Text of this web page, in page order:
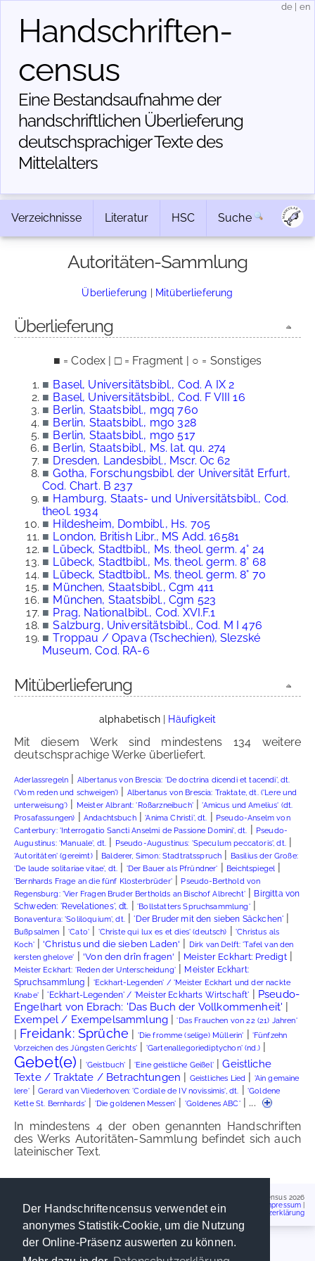
Der Handschriftencensus verwendet ein
anonymes Statistik-Cookie, um die Nutzung
der Online-Präsenz auswerten zu können.
Handschriften­
census
Eine Bestandsaufnahme der
handschriftlichen Über­lieferung
deutschsprachiger Texte des
Mittelalters
de en
Verzeichnisse Literatur HSC Suche
Autoritäten-Sammlung
Überlieferung | Mitüberlieferung
Überlieferung
■ = Codex | □ = Fragment | ○ = Sonstiges
■ Basel, Universitätsbibl., Cod. A IX 2
■ Basel, Universitätsbibl., Cod. F VIII 16
■ Berlin, Staatsbibl., mgq 760
■ Berlin, Staatsbibl., mgo 328
■ Berlin, Staatsbibl., mgo 517
■ Berlin, Staatsbibl., Ms. lat. qu. 274
■ Dresden, Landesbibl., Mscr. Oc 62
■ Gotha, Forschungsbibl. der Universität Erfurt,
Cod. Chart. B 237
■ Hamburg, Staats- und Universitätsbibl., Cod.
theol. 1934
■ Hildesheim, Dombibl., Hs. 705
■ London, British Libr., MS Add. 16581
■ Lübeck, Stadtbibl., Ms. theol. germ. 4° 24
■ Lübeck, Stadtbibl., Ms. theol. germ. 8° 68
■ Lübeck, Stadtbibl., Ms. theol. germ. 8° 70
■ München, Staatsbibl., Cgm 411
■ München, Staatsbibl., Cgm 523
■ Prag, Nationalbibl., Cod. XVI.F.1
■ Salzburg, Universitätsbibl., Cod. M I 476
■ Troppau / Opava (Tschechien), Slezské
Museum, Cod. RA-6
Mitüberlieferung
alphabetisch| Häufigkeit
Mit diesem Werk sind mindestens 134 weitere
deutschsprachige Werke überliefert.
Aderlassregeln | Albertanus von Brescia: 'De doctrina dicendi et tacendi', dt.
('Vom reden und schweigen') | Albertanus von Brescia: Traktate, dt. ('Lere und
unterweisung') | Meister Albrant: 'Roßarzneibuch'|'Amicus und Amelius' (dt.
Prosafassungen) | Andachtsbuch|'Anima Christi', dt. | Pseudo-Anselm von
Canterbury: 'Interrogatio Sancti Anselmi de Passione Domini', dt. | Pseudo-
Augustinus: 'Manuale', dt. | Pseudo-Augustinus: 'Speculum peccatoris', dt.|
'Autoritäten' (gereimt)| Balderer, Simon: Stadtratsspruch | Basilius der Große:
'De laude solitariae vitae', dt. | 'Der Bauer als Pfründner' | Beichtspiegel |
'Bernhards Frage an die fünf Klosterbrüder'| Pseudo-Berthold von
Regensburg: 'Vier Fragen Bruder Bertholds an Bischof Albrecht'| Birgitta von
Schweden: 'Revelationes', dt. |'Bollstatters Spruchsammlung'|
Bonaventura: 'Soliloquium', dt.|'Der Bruder mit den sieben Säckchen' |
Bußpsalmen |'Cato' | 'Christe qui lux es et dies' (deutsch) |'Christus als
Koch'|'Christus und die sieben Laden' | Dirk van Delft: 'Tafel van den
kersten ghelove' |'Von den drîn fragen' | Meister Eckhart: Predigt|
Meister Eckhart: 'Reden der Unterscheidung'| Meister Eckhart:
Spruchsammlung | 'Eckhart-Legenden' / 'Meister Eckhart und der nackte
Knabe'|'Eckhart-Legenden' / 'Meister Eckharts Wirtschaft' | Pseudo-
Engelhart von Ebrach: 'Das Buch der Vollkommenheit' |
Exempel / Exempelsammlung |'Das Frauchen von 22 (21) Jahren'
| Freidank: Sprüche | 'Die fromme (selige) Müllerin' | 'Fünfzehn
Vorzeichen des Jüngsten Gerichts' | 'Gartenallegoriediptychon' (nd.)|
Gebet(e) | 'Geistbuch' |'Eine geistliche Geißel'|Geistliche
Texte / Traktate / Betrachtungen | Geistliches Lied | 'Ain gemaine
lere'|Gerard van Vliederhoven: 'Cordiale de IV novissimis', dt. | 'Goldene
Kette St. Bernhards' | 'Die goldenen Messen' | 'Goldenes ABC'| ...
In mindestens 4 der oben genannten Handschriften
des Werks Autoritäten-Sammlung befindet sich auch
lateinischer Text.
Handschriftencensus 2026
Impressum
Datenschutzerklärung